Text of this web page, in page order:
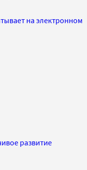
на электронном
развитие